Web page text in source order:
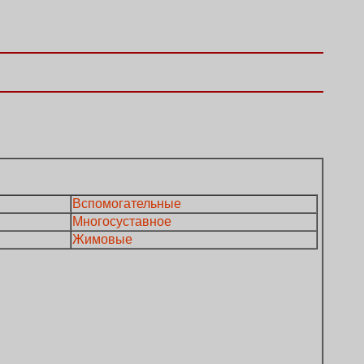
Вспомогательные
Многосуставное
Жимовые